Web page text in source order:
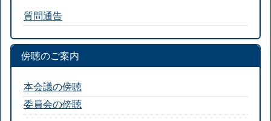
質問通告
傍聴のご案内
本会議の傍聴
委員会の傍聴